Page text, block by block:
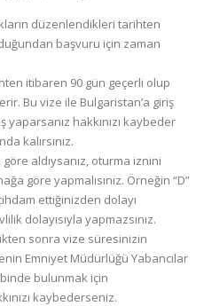
düzenlendikleri tarihten
başvuru için zaman
itibaren 90 gün geçerli olup
Bu vize ile Bulgaristan’a giriş
yaparsanız hakkınızı kaybeder
kalırsınız.
aldıysanız, oturma iznini
göre yapmalısınız. Örneğin “D”
ettiğinizden dolayı
dolayısıyla yapmazsınız.
sonra vize süresinizin
Emniyet Müdürlüğü Yabancılar
bulunmak için
kaybederseniz.